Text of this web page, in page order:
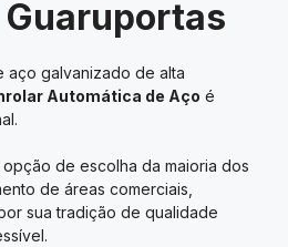
aço galvanizado de alta
Automática de Aço é
de escolha da maioria dos
de áreas comerciais,
sua tradição de qualidade